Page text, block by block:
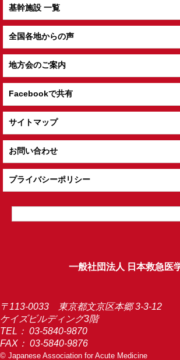
基幹施設 一覧
全国各地からの声
地方会のご案内
Facebookで共有
サイトマップ
お問い合わせ
プライバシーポリシー
一般社団法人 日本救急医
〒113-0033 東京都文京区本郷 3-3-12
ケイズビルディング3階
TEL： 03-5840-9870
FAX： 03-5840-9876
© Japanese Association for Acute Medicine